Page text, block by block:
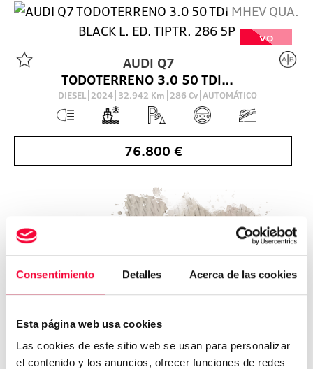
Consentimiento Detalles Acerca de las cookies
Esta página web usa cookies
Las cookies de este sitio web se usan para personalizar
el contenido y los anuncios, ofrecer funciones de redes
VO
AUDI Q7
TODOTERRENO 3.0 50 TDI MHEV QUA. BLACK L. ED. TIPTR. 286 5P
DIESEL 2024 32.942 Km 286 Cv AUTOMÁTICO
76.800 €